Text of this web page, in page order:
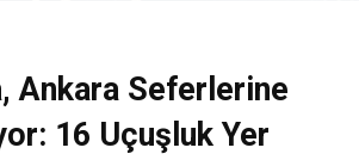
Ankara Seferlerine
16 Uçuşluk Yer